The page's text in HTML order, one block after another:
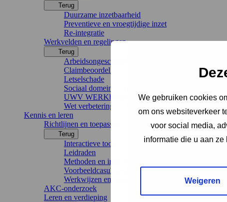
We gebruiken cookies
om ons websiteverkeer
voor social media,
informatie die u aan
Weigeren
Terug
Duurzame inzetbaarheid
Preventieve en vroegtijdige inzet
Re-integratie
Werkvelden en regelingen
Terug
Arbeidsongeschiktheidsverzekeringen
Claimbeoordeling
Letselschade
Sociaal domein en Participatiewet
UWV WERKbedrijf
Wet verbetering poortwachter
Kennis en leren
Richtlijnen en toepassing
Terug
Interactieve tools
Leidraden
Methoden en instrumenten
Voorbeeldcasuïstiek
Werkwijzen en handreikingen
AKC-onderzoek
Leren en verdieping